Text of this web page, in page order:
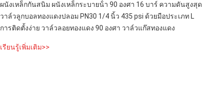
ผนังเหล็กกันสนิม ผนังเหล็กระบายน้ํา 90 องศา 16 บาร์ ความดันสูงสุด
วาล์วลูกบอลทองแดงปลอม PN30 1/4 นิ้ว 435 psi ด้วยมือประเภท L
การติดตั้งง่าย วาล์วลอยทองแดง 90 องศา วาล์วแก๊สทองแดง
เรียนรู้เพิ่มเติม>>